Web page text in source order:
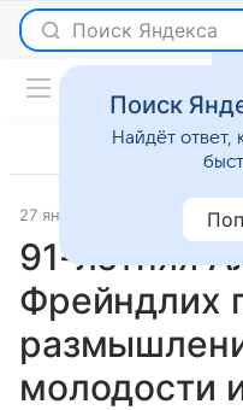
Поиск Яндекса
27 января 2026 Леди Mail
91-летняя
Фрейндлих
молодости
Поиск
Найдёт ответ,